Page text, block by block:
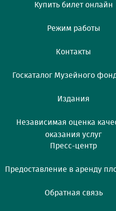
Купить билет онлайн
Режим работы
Контакты
Госкаталог Музейного
Издания
Независимая оценка
оказания услуг
Пресс-центр
Предоставление в аренду
Обратная связь